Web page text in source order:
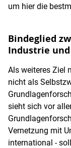
um hier die
Bindeglied
Industrie
Als weiteres Ziel
nicht als
sieht sich vor
Vernetzung mit
international -